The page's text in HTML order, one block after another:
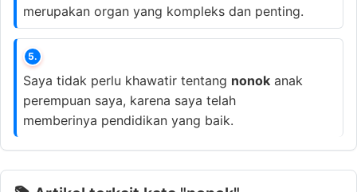
merupakan organ yang kompleks dan penting.
5.
Saya tidak perlu khawatir tentang nonok anak
perempuan saya, karena saya telah
memberinya pendidikan yang baik.